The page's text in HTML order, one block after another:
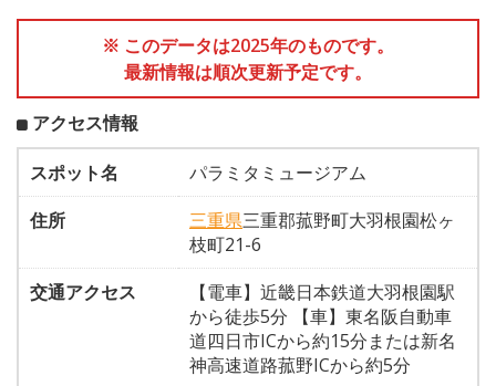
※ このデータは2025年のものです。
最新情報は順次更新予定です。
アクセス情報
スポット名
パラミタミュージアム
住所
三重県三重郡菰野町大羽根園松ヶ
枝町21-6
交通アクセス
【電車】近畿日本鉄道大羽根園駅
から徒歩5分 【車】東名阪自動車
道四日市ICから約15分または新名
神高速道路菰野ICから約5分